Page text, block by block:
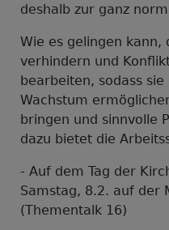
deshalb zur ganz
Wie es gelingen kann,
verhindern und
bearbeiten, sodass
Wachstum
bringen und sinnvolle
dazu bietet die
- Auf dem Tag der
Samstag, 8.2. auf der
(Thementalk 16)